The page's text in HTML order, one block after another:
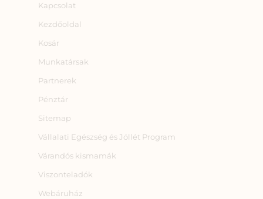
Kapcsolat
Kezdőoldal
Kosár
Munkatársak
Partnerek
Pénztár
Sitemap
Vállalati Egészség és Jóllét Program
Várandós kismamák
Viszonteladók
Webáruház